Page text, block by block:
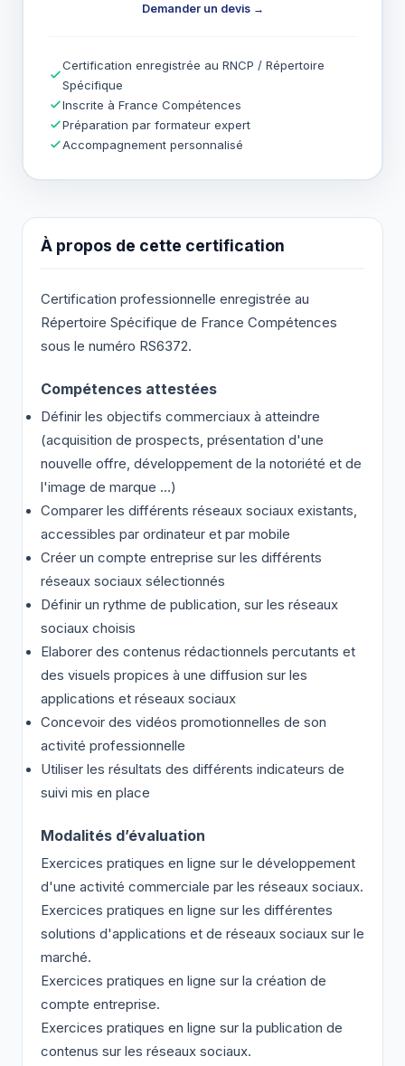
À propos de cette certification
Certification professionnelle enregistrée au
Répertoire Spécifique de France Compétences
sous le numéro RS6372.
Compétences attestées
Définir les objectifs commerciaux à atteindre
(acquisition de prospects, présentation d'une
nouvelle offre, développement de la notoriété et de
l'image de marque …)
Comparer les différents réseaux sociaux existants,
accessibles par ordinateur et par mobile
Créer un compte entreprise sur les différents
réseaux sociaux sélectionnés
Définir un rythme de publication, sur les réseaux
sociaux choisis
Elaborer des contenus rédactionnels percutants et
des visuels propices à une diffusion sur les
applications et réseaux sociaux
Concevoir des vidéos promotionnelles de son
activité professionnelle
Utiliser les résultats des différents indicateurs de
suivi mis en place
Modalités d’évaluation
Exercices pratiques en ligne sur le développement
d'une activité commerciale par les réseaux sociaux.
Exercices pratiques en ligne sur les différentes
solutions d'applications et de réseaux sociaux sur le
marché.
Exercices pratiques en ligne sur la création de
compte entreprise.
Exercices pratiques en ligne sur la publication de
contenus sur les réseaux sociaux.
Demander un devis →
Certification enregistrée au RNCP / Répertoire
Spécifique
Inscrite à France Compétences
Préparation par formateur expert
Accompagnement personnalisé